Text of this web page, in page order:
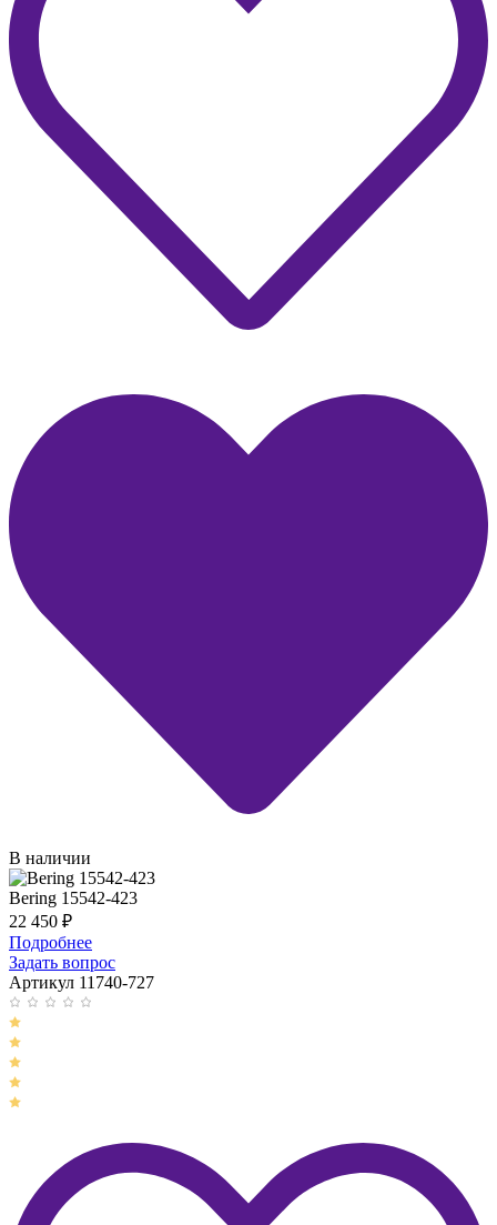
В наличии
Bering 15542-423
22 450 ₽
Подробнее
Задать вопрос
Артикул 11740-727